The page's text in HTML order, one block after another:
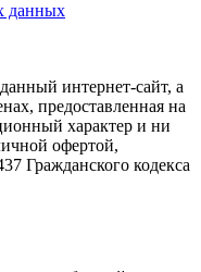
данных
интернет-сайт, а
предоставленная на
характер и ни
офертой,
Гражданского кодекса